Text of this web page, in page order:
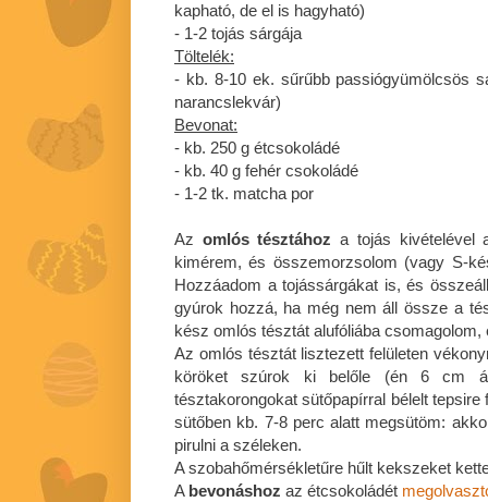
kapható, de el is hagyható)
- 1-2 tojás sárgája
Töltelék:
- kb. 8-10 ek. sűrűbb passiógyümölcsös
narancslekvár)
Bevonat:
- kb. 250 g étcsokoládé
- kb. 40 g fehér csokoládé
- 1-2 tk. matcha por
Az omlós tésztához a tojás kivételével
kimérem, és összemorzsolom (vagy S-
Hozzáadom a tojássárgákat is, és
gyúrok hozzá, ha még nem áll össze a
kész omlós tésztát alufóliába csomagolom,
Az omlós tésztát lisztezett felületen
köröket szúrok ki belőle (én 6 cm
tésztakorongokat sütőpapírral bélelt
sütőben kb. 7-8 perc alatt megsütöm:
pirulni a széleken.
A szobahőmérsékletűre hűlt kekszeket
A bevonáshoz az étcsokoládét